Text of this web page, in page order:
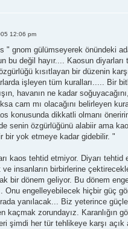
12:06 pm
" gnom gülümseyerek önündeki
bu değil hayır.... Kaosun
kısıtlayan bir düzenin
işleyen tüm kuralları..... Bir
havanın ne kadar
cam mı olacağını belirleyen
konusunda dikkatli olmanı
senin özgürlüğünü alabiir ama
bir yok etmeye kadar gidebilir. "
kaos tehtid etmiyor. Diyarı tehtid
insanların birbirlerine
bir dönem geliyor. Bu dönem
Onu engelleyebilecek hiçbir güç
yanılacak... Biz yeterince
kaçmak zorundayız. Karanlığın
şimdi her tür tehlikeye karşı